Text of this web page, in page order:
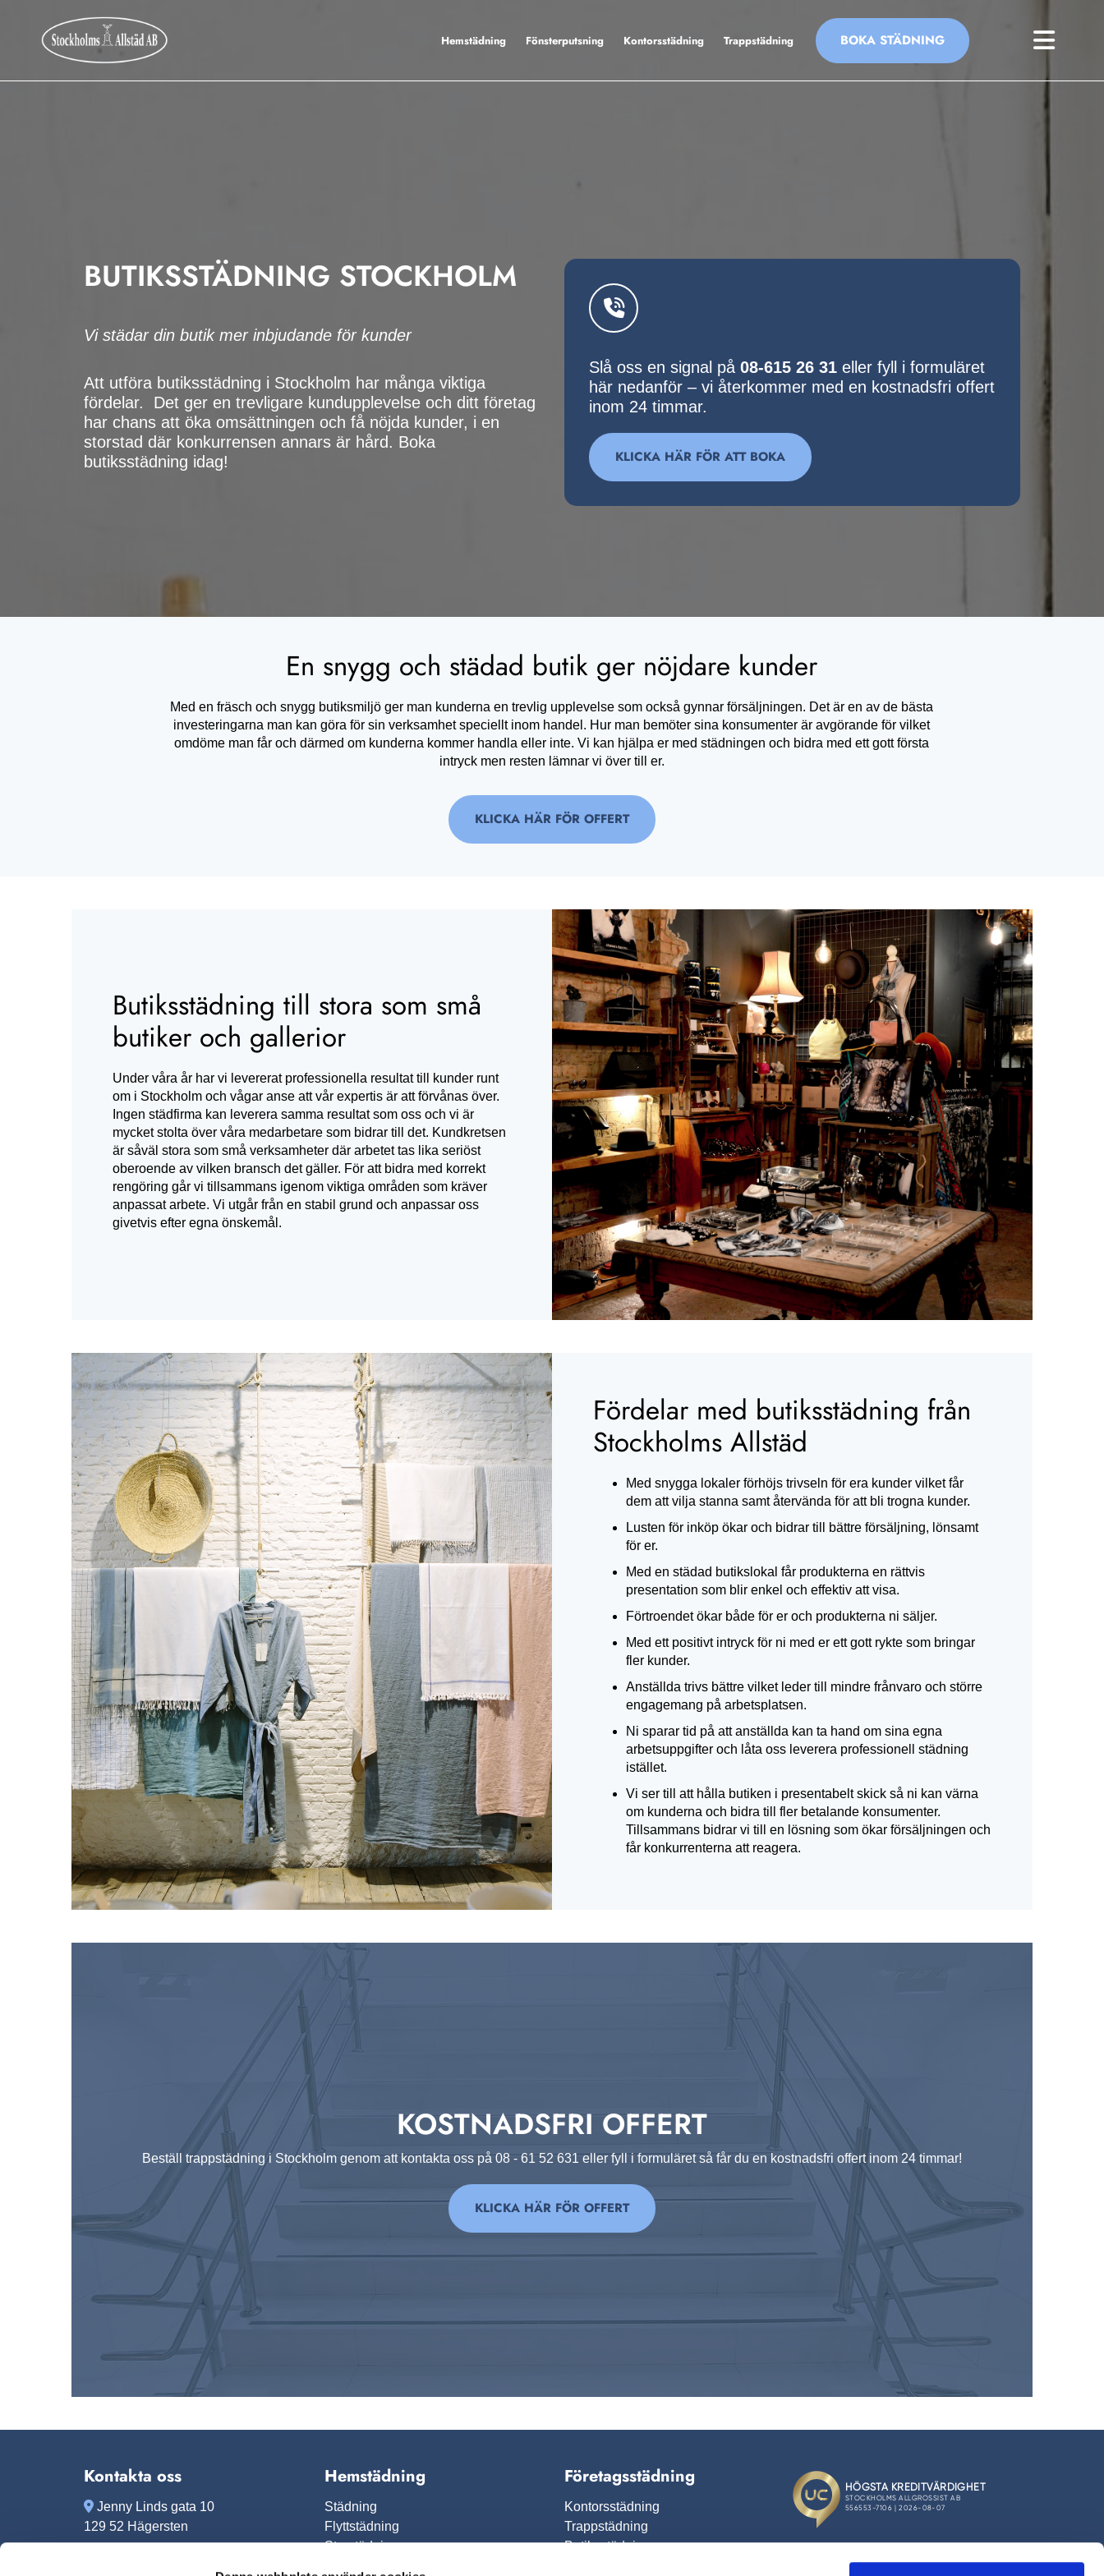
Trappstädning
Kontorsstädning
Fönsterputsning
Hemstädning BOKA STÄDNING
BUTIKSSTÄDNING STOCKHOLM
Vi städar din butik mer inbjudande för kunder
Att utföra butiksstädning i Stockholm har många viktiga
fördelar. Det ger en trevligare kundupplevelse och ditt företag
har chans att öka omsättningen och få nöjda kunder, i en
storstad där konkurrensen annars är hård. Boka
butiksstädning idag!
Slå oss en signal på 08-615 26 31 eller fyll i formuläret
här nedanför – vi återkommer med en kostnadsfri offert
inom 24 timmar.
KLICKA HÄR FÖR ATT BOKA
En snygg och städad butik ger nöjdare kunder
Med en fräsch och snygg butiksmiljö ger man kunderna en trevlig upplevelse som också gynnar försäljningen. Det är en av de bästa
investeringarna man kan göra för sin verksamhet speciellt inom handel. Hur man bemöter sina konsumenter är avgörande för vilket
omdöme man får och därmed om kunderna kommer handla eller inte. Vi kan hjälpa er med städningen och bidra med ett gott första
intryck men resten lämnar vi över till er.
KLICKA HÄR FÖR OFFERT
Butiksstädning till stora som små
butiker och gallerior
Under våra år har vi levererat professionella resultat till kunder runt
om i Stockholm och vågar anse att vår expertis är att förvånas över.
Ingen städfirma kan leverera samma resultat som oss och vi är
mycket stolta över våra medarbetare som bidrar till det. Kundkretsen
är såväl stora som små verksamheter där arbetet tas lika seriöst
oberoende av vilken bransch det gäller. För att bidra med korrekt
rengöring går vi tillsammans igenom viktiga områden som kräver
anpassat arbete. Vi utgår från en stabil grund och anpassar oss
givetvis efter egna önskemål.
Fördelar med butiksstädning från
Stockholms Allstäd
Med snygga lokaler förhöjs trivseln för era kunder vilket får
dem att vilja stanna samt återvända för att bli trogna kunder.
Lusten för inköp ökar och bidrar till bättre försäljning, lönsamt
för er.
Med en städad butikslokal får produkterna en rättvis
presentation som blir enkel och effektiv att visa.
Förtroendet ökar både för er och produkterna ni säljer.
Med ett positivt intryck för ni med er ett gott rykte som bringar
fler kunder.
Anställda trivs bättre vilket leder till mindre frånvaro och större
engagemang på arbetsplatsen.
Ni sparar tid på att anställda kan ta hand om sina egna
arbetsuppgifter och låta oss leverera professionell städning
istället.
Vi ser till att hålla butiken i presentabelt skick så ni kan värna
om kunderna och bidra till fler betalande konsumenter.
Tillsammans bidrar vi till en lösning som ökar försäljningen och
får konkurrenterna att reagera.
KOSTNADSFRI OFFERT
Beställ trappstädning i Stockholm genom att kontakta oss på 08 - 61 52 631 eller fyll i formuläret så får du en kostnadsfri offert inom 24 timmar!
KLICKA HÄR FÖR OFFERT
Kontakta oss
 Jenny Linds gata 10
129 52 Hägersten
Hemstädning
Städning
Flyttstädning
Storstädning
Företagsstädning
Kontorsstädning
Trappstädning
Butiksstädning